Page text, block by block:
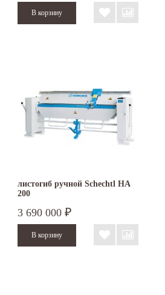
листогиб ручной Schechtl HA
200
3 690 000 ₽